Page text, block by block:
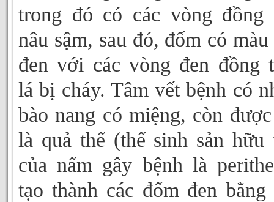
trong đó có các vòng đồng
nâu sậm, sau đó, đốm có màu
đen với các vòng đen đồng
lá bị cháy. Tâm vết bệnh có
bào nang có miệng, còn
là quả thể (thể sinh sản hữu
của nấm gây bệnh là
tạo thành các đốm đen bằng